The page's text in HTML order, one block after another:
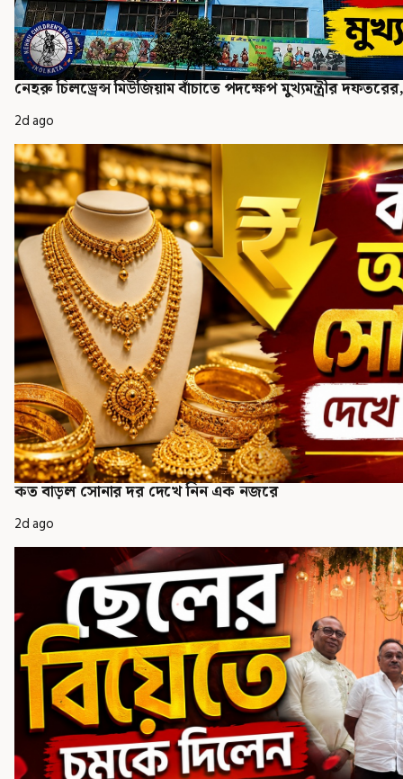
নেহরু চিলড্রেন্স মিউজিয়াম বাঁচাতে পদক্ষেপ মুখ্যমন্ত্রীর
2d ago
কত বাড়ল সোনার দর দেখে নিন এক নজরে
2d ago